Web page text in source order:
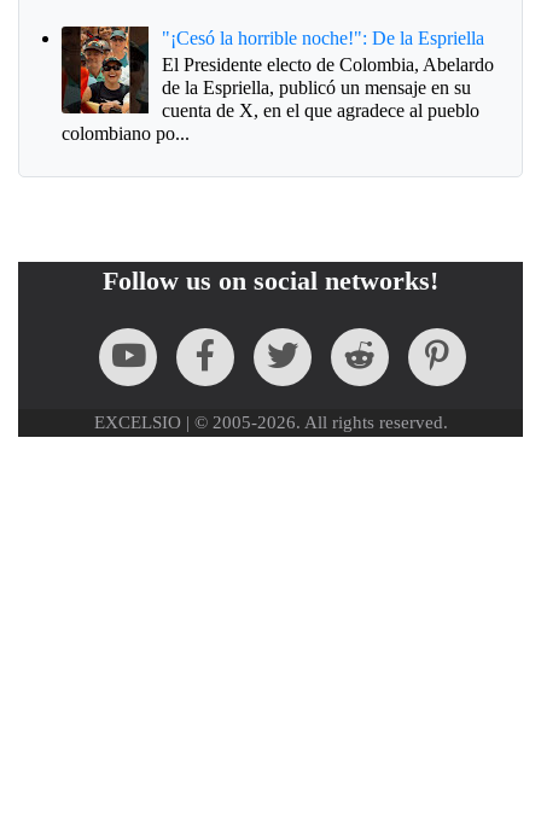
"¡Cesó la horrible noche!": De la Espriella
El Presidente electo de Colombia, Abelardo
de la Espriella, publicó un mensaje en su
cuenta de X, en el que agradece al pueblo
colombiano po...
Follow us on social networks!
EXCELSIO | © 2005-2026. All rights reserved.